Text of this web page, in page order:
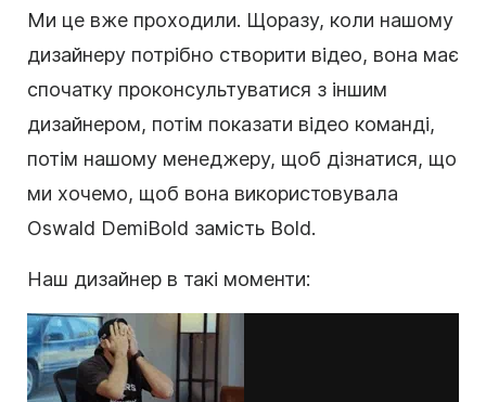
Ми це вже проходили. Щоразу, коли нашому
дизайнеру потрібно створити відео, вона має
спочатку проконсультуватися з іншим
дизайнером, потім показати відео команді,
потім нашому менеджеру, щоб дізнатися, що
ми хочемо, щоб вона використовувала
Oswald DemiBold замість Bold.
Наш дизайнер в такі моменти: